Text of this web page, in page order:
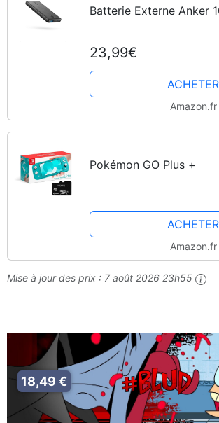
Batterie Externe Anker
23,99€
ACHETER
Amazon.fr
Pokémon GO Plus +
ACHETER
Amazon.fr
Mise à jour des prix : 7 août 2026 23h55
18,49 €